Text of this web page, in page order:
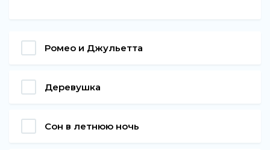
Ромео и Джульетта
Деревушка
Сон в летнюю ночь